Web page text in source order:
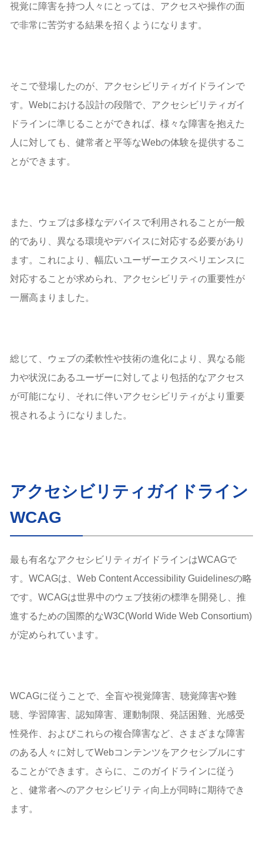
視覚に障害を持つ人々にとっては、アクセスや操作の面
で非常に苦労する結果を招くようになります。
そこで登場したのが、アクセシビリティガイドラインで
す。Webにおける設計の段階で、アクセシビリティガイ
ドラインに準じることができれば、様々な障害を抱えた
人に対しても、健常者と平等なWebの体験を提供するこ
とができます。
また、ウェブは多様なデバイスで利用されることが一般
的であり、異なる環境やデバイスに対応する必要があり
ます。これにより、幅広いユーザーエクスペリエンスに
対応することが求められ、アクセシビリティの重要性が
一層高まりました。
総じて、ウェブの柔軟性や技術の進化により、異なる能
力や状況にあるユーザーに対してより包括的なアクセス
が可能になり、それに伴いアクセシビリティがより重要
視されるようになりました。
アクセシビリティガイドライン
WCAG
最も有名なアクセシビリティガイドラインはWCAGで
す。WCAGは、Web Content Accessibility Guidelinesの略
です。WCAGは世界中のウェブ技術の標準を開発し、推
進するための国際的なW3C(World Wide Web Consortium)
が定められています。
WCAGに従うことで、全盲や視覚障害、聴覚障害や難
聴、学習障害、認知障害、運動制限、発話困難、光感受
性発作、およびこれらの複合障害など、さまざまな障害
のある人々に対してWebコンテンツをアクセシブルにす
ることができます。さらに、このガイドラインに従う
と、健常者へのアクセシビリティ向上が同時に期待でき
ます。